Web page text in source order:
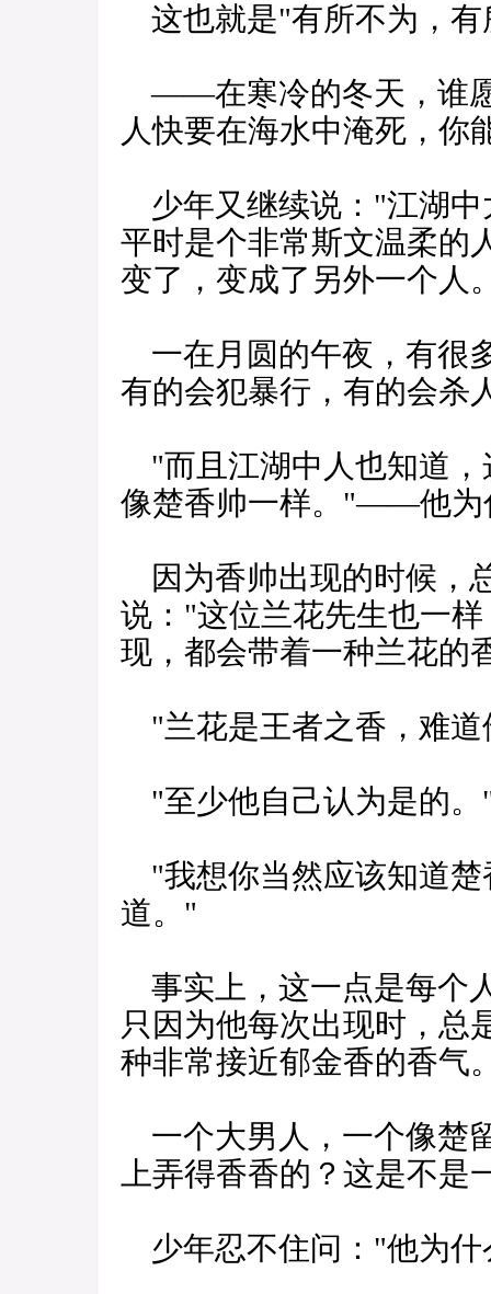
这也就是"有所不为，有
——在寒冷的冬天，谁
人快要在海水中淹死，你
少年又继续说："江湖中
平时是个非常斯文温柔的
变了，变成了另外一个人
一在月圆的午夜，有很
有的会犯暴行，有的会杀
"而且江湖中人也知道，
像楚香帅一样。"——他为
因为香帅出现的时候，
说："这位兰花先生也一
现，都会带着一种兰花的
"兰花是王者之香，难道
"至少他自己认为是的。
"我想你当然应该知道楚
道。"
事实上，这一点是每个
只因为他每次出现时，总
种非常接近郁金香的香气
一个大男人，一个像楚
上弄得香香的？这是不是
少年忍不住问："他为什